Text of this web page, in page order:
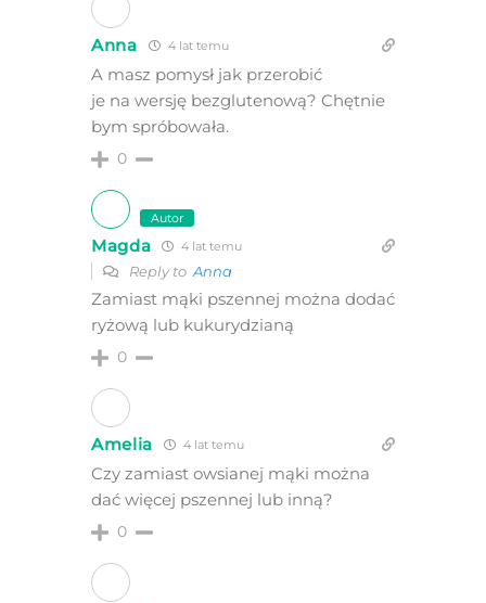
Anna 4 lat temu
A masz pomysł jak przerobić
je na wersję bezglutenową? Chętnie
bym spróbowała.
0
Autor
Magda 4 lat temu
Reply to Anna
Zamiast mąki pszennej można dodać
ryżową lub kukurydzianą
0
Amelia 4 lat temu
Czy zamiast owsianej mąki można
dać więcej pszennej lub inną?
0